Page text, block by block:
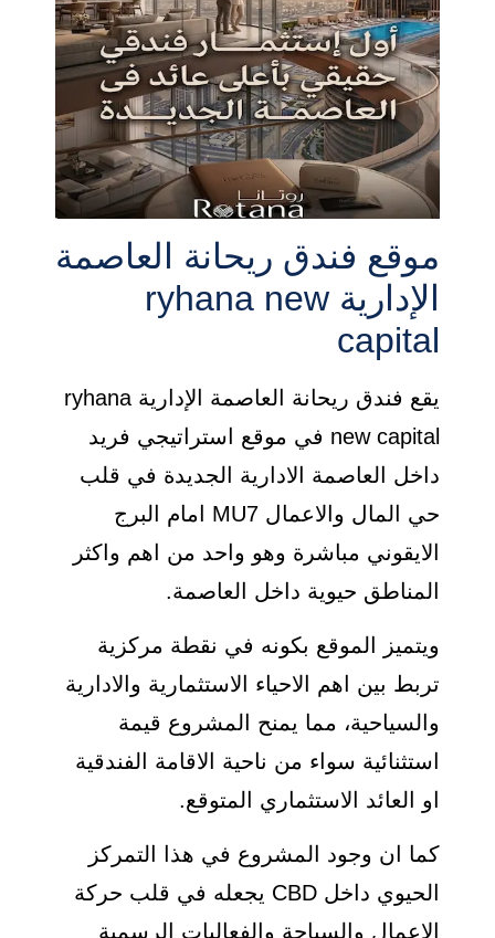
موقع فندق ريحانة العاصمة
الإدارية ryhana new
capital
يقع فندق ريحانة العاصمة الإدارية ryhana
new capital في موقع استراتيجي فريد
داخل العاصمة الادارية الجديدة في قلب
حي المال والاعمال MU7 امام البرج
الايقوني مباشرة وهو واحد من اهم واكثر
المناطق حيوية داخل العاصمة.
ويتميز الموقع بكونه في نقطة مركزية
تربط بين اهم الاحياء الاستثمارية والادارية
والسياحية، مما يمنح المشروع قيمة
استثنائية سواء من ناحية الاقامة الفندقية
او العائد الاستثماري المتوقع.
كما ان وجود المشروع في هذا التمركز
الحيوي داخل CBD يجعله في قلب حركة
الاعمال والسياحة والفعاليات الرسمية